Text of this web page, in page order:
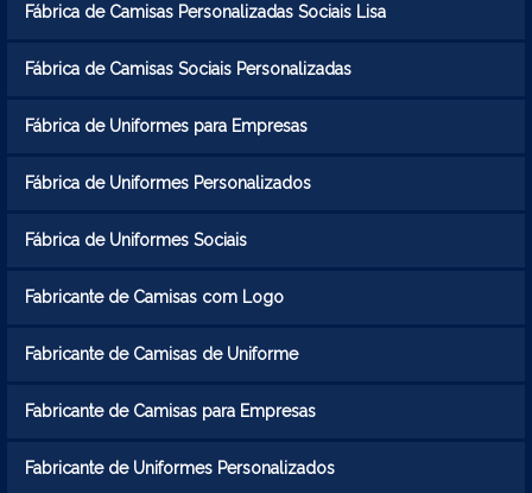
Fábrica de Camisas Personalizadas Sociais Lisa
Fábrica de Camisas Sociais Personalizadas
Fábrica de Uniformes para Empresas
Fábrica de Uniformes Personalizados
Fábrica de Uniformes Sociais
Fabricante de Camisas com Logo
Fabricante de Camisas de Uniforme
Fabricante de Camisas para Empresas
Fabricante de Uniformes Personalizados